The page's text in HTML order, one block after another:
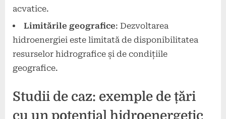
acvatice.
Limitările geografice: Dezvoltarea
hidroenergiei este limitată de disponibilitatea
resurselor hidrografice și de condițiile
geografice.
Studii de caz: exemple de țări
cu un potențial hidroenergetic